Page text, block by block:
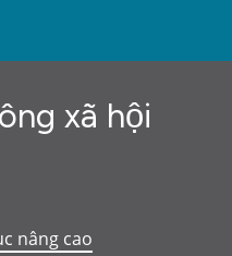
xã hội
nâng cao